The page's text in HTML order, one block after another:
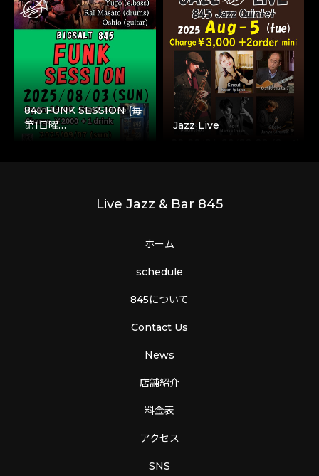
845 FUNK SESSION (毎
第1日曜…
Jazz Live
Live Jazz & Bar 845
ホーム
schedule
845について
Contact Us
News
店舗紹介
料金表
アクセス
SNS